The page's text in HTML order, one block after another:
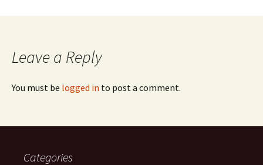
Leave a Reply
You must be logged in to post a comment.
Categories